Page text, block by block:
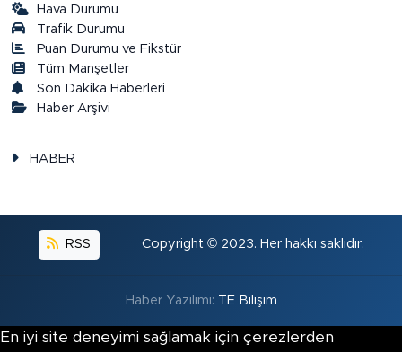
Hava Durumu
Trafik Durumu
Puan Durumu ve Fikstür
Tüm Manşetler
Son Dakika Haberleri
Haber Arşivi
HABER
RSS Copyright © 2023. Her hakkı saklıdır.
Haber Yazılımı: TE Bilişim
En iyi site deneyimi sağlamak için çerezlerden